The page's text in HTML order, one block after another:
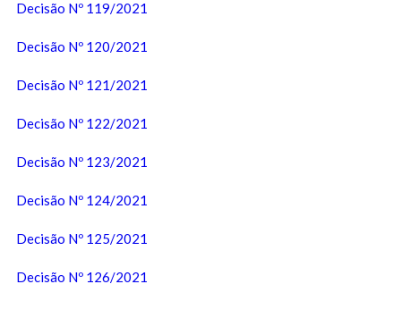
Decisão Nº 119/2021
Decisão Nº 120/2021
Decisão Nº 121/2021
Decisão Nº 122/2021
Decisão Nº 123/2021
Decisão Nº 124/2021
Decisão Nº 125/2021
Decisão Nº 126/2021